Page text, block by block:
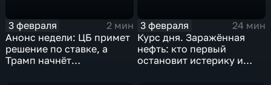
3 февраля
2 мин
Анонс недели: ЦБ примет
решение по ставке, а
Трамп начнёт
3 февраля
24 мин
Курс дня. Заражённая
нефть: кто первый
остановит истерику и